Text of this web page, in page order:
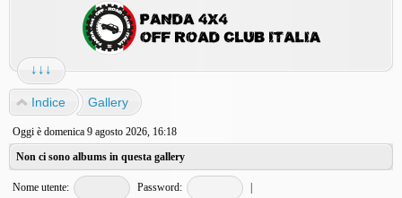
↓↓↓
Indice Gallery
Oggi è domenica 9 agosto 2026, 16:18
Non ci sono albums in questa gallery
Nome utente: Password:
|